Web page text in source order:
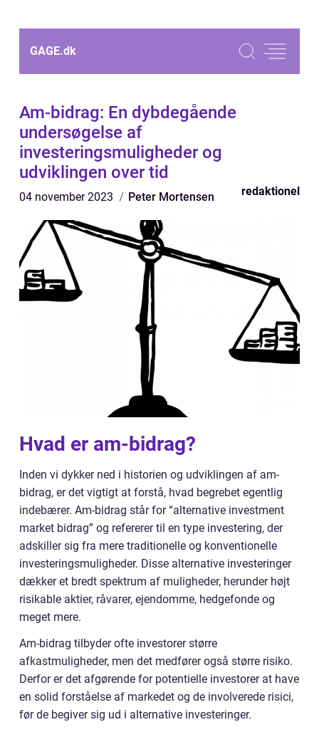
GAGE.dk
Am-bidrag: En dybdegående
undersøgelse af
investeringsmuligheder og
udviklingen over tid
04 november 2023 Peter Mortensen redaktionel
Hvad er am-bidrag?
Inden vi dykker ned i historien og udviklingen af am-
bidrag, er det vigtigt at forstå, hvad begrebet egentlig
indebærer. Am-bidrag står for “alternative investment
market bidrag” og refererer til en type investering, der
adskiller sig fra mere traditionelle og konventionelle
investeringsmuligheder. Disse alternative investeringer
dækker et bredt spektrum af muligheder, herunder højt
risikable aktier, råvarer, ejendomme, hedgefonde og
meget mere.
Am-bidrag tilbyder ofte investorer større
afkastmuligheder, men det medfører også større risiko.
Derfor er det afgørende for potentielle investorer at have
en solid forståelse af markedet og de involverede risici,
før de begiver sig ud i alternative investeringer.